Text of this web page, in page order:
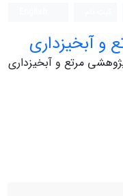
و آبخیزداری
مرتع و آبخیزداری